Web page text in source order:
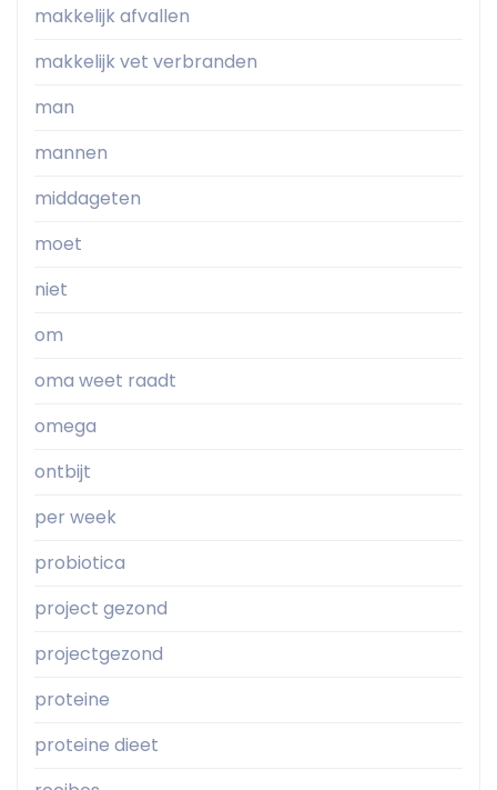
makkelijk afvallen
makkelijk vet verbranden
man
mannen
middageten
moet
niet
om
oma weet raadt
omega
ontbijt
per week
probiotica
project gezond
projectgezond
proteine
proteine dieet